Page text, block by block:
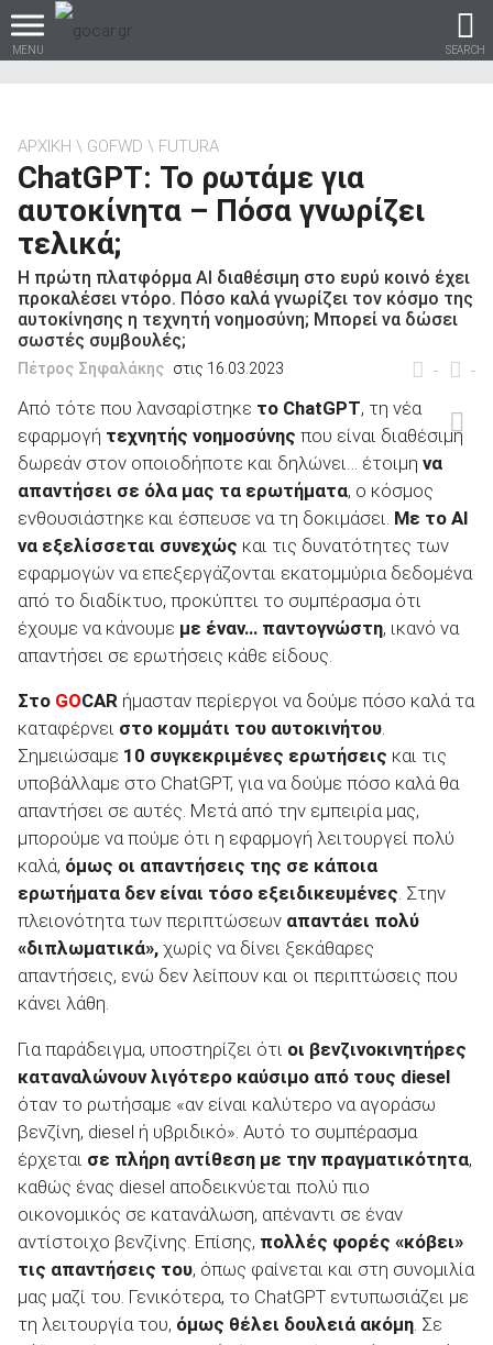
MENU SEARCH
Βρες τα πάντα για το
αυτοκίνητο!
βρες το!
Καινούρια
ΑΝΑΖΗΤΗΣΗ
Επιχειρήσεις
ΑΡΧΙΚΗ GOFWD FUTURA
ChatGPT: Το ρωτάμε για
αυτοκίνητα – Πόσα γνωρίζει
τελικά;
Η πρώτη πλατφόρμα AI διαθέσιμη στο ευρύ κοινό έχει
προκαλέσει ντόρο. Πόσο καλά γνωρίζει τον κόσμο της
αυτοκίνησης η τεχνητή νοημοσύνη; Μπορεί να δώσει
σωστές συμβουλές;
- -
Πέτρος Σηφαλάκης στις 16.03.2023
Από τότε που λανσαρίστηκε το ChatGPT, τη νέα
εφαρμογή τεχνητής νοημοσύνης που είναι διαθέσιμη
δωρεάν στον οποιοδήποτε και δηλώνει… έτοιμη να
απαντήσει σε όλα μας τα ερωτήματα, ο κόσμος
ενθουσιάστηκε και έσπευσε να τη δοκιμάσει. Με το AI
να εξελίσσεται συνεχώς και τις δυνατότητες των
εφαρμογών να επεξεργάζονται εκατομμύρια δεδομένα
από το διαδίκτυο, προκύπτει το συμπέρασμα ότι
έχουμε να κάνουμε με έναν… παντογνώστη, ικανό να
απαντήσει σε ερωτήσεις κάθε είδους.
Στο GOCAR ήμασταν περίεργοι να δούμε πόσο καλά τα
καταφέρνει στο κομμάτι του αυτοκινήτου.
Σημειώσαμε 10 συγκεκριμένες ερωτήσεις και τις
υποβάλλαμε στο ChatGPT, για να δούμε πόσο καλά θα
απαντήσει σε αυτές. Μετά από την εμπειρία μας,
μπορούμε να πούμε ότι η εφαρμογή λειτουργεί πολύ
καλά, όμως οι απαντήσεις της σε κάποια
ερωτήματα δεν είναι τόσο εξειδικευμένες. Στην
πλειονότητα των περιπτώσεων απαντάει πολύ
«διπλωματικά», χωρίς να δίνει ξεκάθαρες
απαντήσεις, ενώ δεν λείπουν και οι περιπτώσεις που
κάνει λάθη.
Για παράδειγμα, υποστηρίζει ότι οι βενζινοκινητήρες
καταναλώνουν λιγότερο καύσιμο από τους diesel
όταν το ρωτήσαμε «αν είναι καλύτερο να αγοράσω
βενζίνη, diesel ή υβριδικό». Αυτό το συμπέρασμα
έρχεται σε πλήρη αντίθεση με την πραγματικότητα,
καθώς ένας diesel αποδεικνύεται πολύ πιο
οικονομικός σε κατανάλωση, απέναντι σε έναν
αντίστοιχο βενζίνης. Επίσης, πολλές φορές «κόβει»
τις απαντήσεις του, όπως φαίνεται και στη συνομιλία
μας μαζί του. Γενικότερα, το ChatGPT εντυπωσιάζει με
τη λειτουργία του, όμως θέλει δουλειά ακόμη. Σε